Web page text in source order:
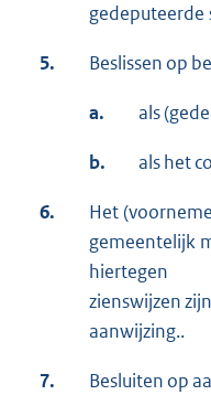
gedeputeerde
5. Beslissen op
a. als
b. als het
6.
Het
gemeentelijk
hiertegen
zienswijzen
aanwijzing..
7.
Besluiten op